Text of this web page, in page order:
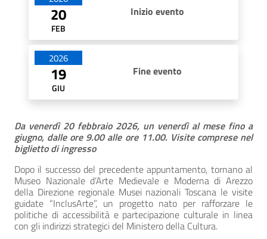
20
FEB
Inizio evento
2026
19
GIU
Fine evento
Da venerdì 20 febbraio 2026, un venerdì al mese fino a
giugno, dalle ore 9.00 alle ore 11.00. Visite comprese nel
biglietto di ingresso
Dopo il successo del precedente appuntamento, tornano al
Museo Nazionale d’Arte Medievale e Moderna di Arezzo
della Direzione regionale Musei nazionali Toscana le visite
guidate “InclusArte”, un progetto nato per rafforzare le
politiche di accessibilità e partecipazione culturale in linea
con gli indirizzi strategici del Ministero della Cultura.